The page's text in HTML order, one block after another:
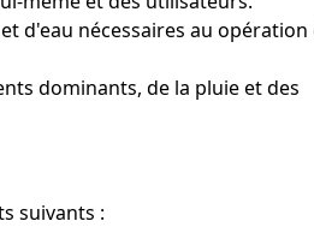
d'eau nécessaires au
dominants, de la pluie et des
suivants :